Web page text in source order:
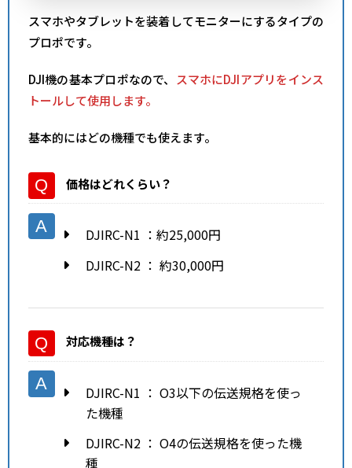
スマホやタブレットを装着してモニターにするタイプの
プロポです。
DJI機の基本プロポなので、
スマホにDJIアプリをインス
トールして使用します。
基本的にはどの機種でも使えます。
価格はどれくらい？
DJIRC-N1 ：約25,000円
DJIRC-N2 ： 約30,000円
対応機種は？
DJIRC-N1 ： O3以下の伝送規格を使っ
た機種
DJIRC-N2 ： O4の伝送規格を使った機
種